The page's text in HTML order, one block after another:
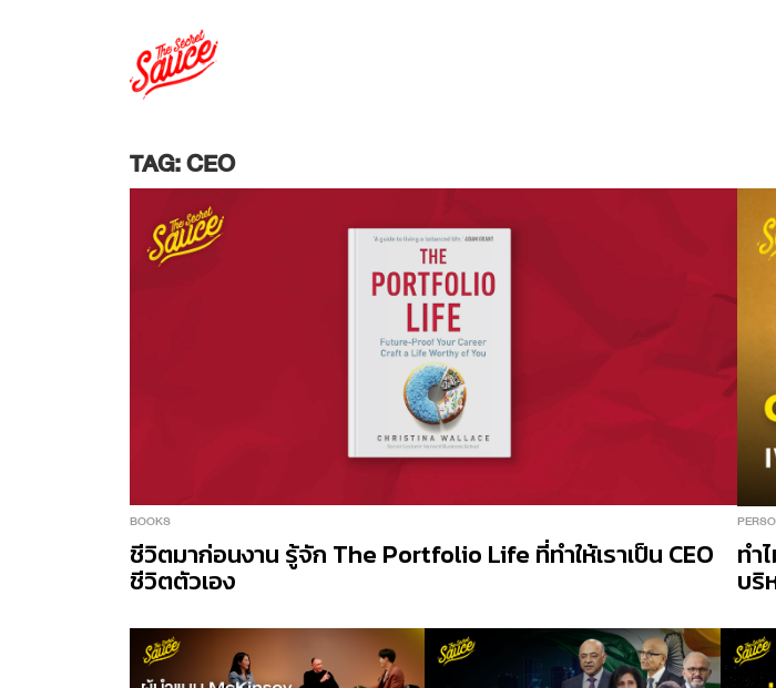
TAG: CEO
BOOKS
ชีวิตมาก่อนงาน รู้จัก The Portfolio Life ที่ทำให้เราเป็น CEO
ชีวิตตัวเอง
ทำ
บริ